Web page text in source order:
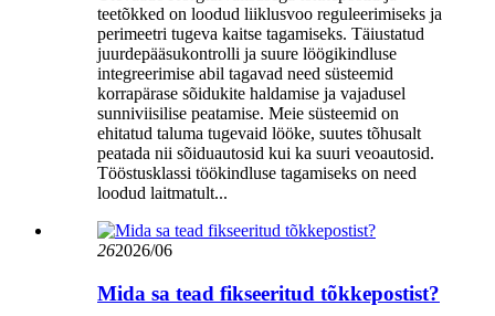
teetõkked on loodud liiklusvoo reguleerimiseks ja
perimeetri tugeva kaitse tagamiseks. Täiustatud
juurdepääsukontrolli ja suure löögikindluse
integreerimise abil tagavad need süsteemid
korrapärase sõidukite haldamise ja vajadusel
sunniviisilise peatamise. Meie süsteemid on
ehitatud taluma tugevaid lööke, suutes tõhusalt
peatada nii sõiduautosid kui ka suuri veoautosid.
Tööstusklassi töökindluse tagamiseks on need
loodud laitmatult...
262026/06
Mida sa tead fikseeritud tõkkepostist?